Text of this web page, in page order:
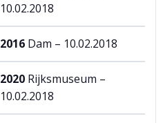
10.02.2018
2016 Dam – 10.02.2018
2020 Rijksmuseum –
10.02.2018